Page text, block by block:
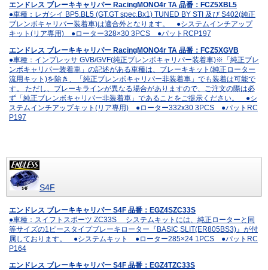
エンドレス ブレーキキャリパー RacingMONO4r TA 品番：FCZ5XBL5
●車種：レガシイ BP5.BL5 (GT.GT spec.Bx1) TUNED BY STI 及び S402(純正
ブレンボキャリパー装着車)は適合外となります。 ●システムインチアップ
キット(リア専用) ●ローター328×30 3PCS ●パットRCP197
エンドレス ブレーキキャリパー RacingMONO4r TA 品番：FCZ5XGVB
●車種：インプレッサ GVB/GVF(純正ブレンボキャリパー装着車)※「純正ブレ
ンボキャリパー装着車」の記述がある車種は、ブレーキキット(純正ローター
流用キット)を除き、「純正ブレンボキャリパー非装着車」でも装着は可能で
す。 ただし、ブレーキラインが異なる場合がありますので、ご注文の際は必
ず「純正ブレンボキャリパー非装着車」であることをご提示ください。 ●シ
ステムインチアップキット(リア専用) ●ローター332x30 3PCS ●パットRC
P197
S4F
エンドレス ブレーキキャリパー S4F 品番：EGZ4SZC33S
●車種：スイフトスポーツ ZC33S システムキットには、純正ローターと同
等サイズの1ピースタイプブレーキローター『BASIC SLIT(ER805BS3)』が付
属しております。 ●システムキット ●ローター285×24 1PCS ●パットRC
P164
エンドレス ブレーキキャリパー S4F 品番：EGZ4TZC33S